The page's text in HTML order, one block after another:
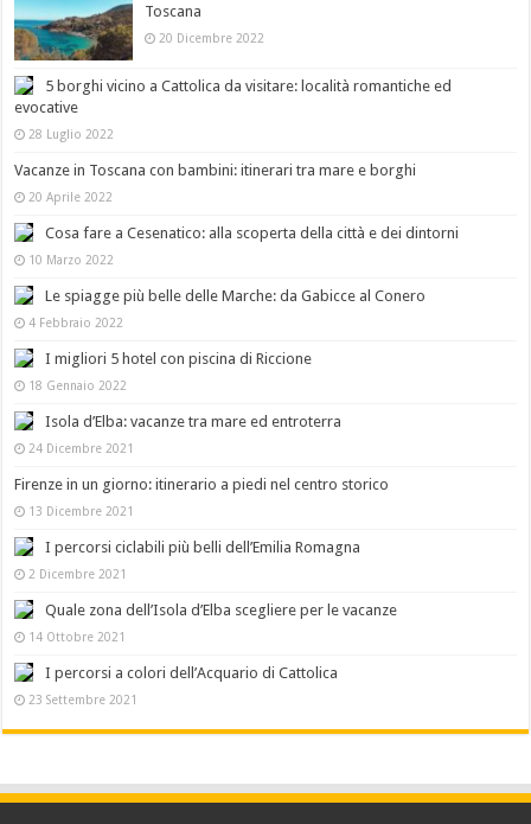
Toscana
20 Dicembre 2022
5 borghi vicino a Cattolica da visitare: località romantiche ed
evocative
28 Luglio 2022
Vacanze in Toscana con bambini: itinerari tra mare e borghi
20 Aprile 2022
Cosa fare a Cesenatico: alla scoperta della città e dei dintorni
10 Marzo 2022
Le spiagge più belle delle Marche: da Gabicce al Conero
4 Febbraio 2022
I migliori 5 hotel con piscina di Riccione
18 Gennaio 2022
Isola d’Elba: vacanze tra mare ed entroterra
24 Dicembre 2021
Firenze in un giorno: itinerario a piedi nel centro storico
13 Dicembre 2021
I percorsi ciclabili più belli dell’Emilia Romagna
2 Dicembre 2021
Quale zona dell’Isola d’Elba scegliere per le vacanze
14 Ottobre 2021
I percorsi a colori dell’Acquario di Cattolica
23 Settembre 2021